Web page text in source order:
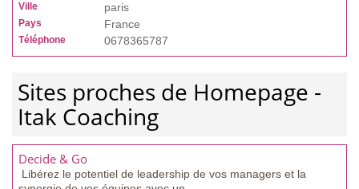
Ville paris
Pays France
Téléphone 0678365787
Sites proches de Homepage -
Itak Coaching
Decide & Go
Libérez le potentiel de leadership de vos managers et la